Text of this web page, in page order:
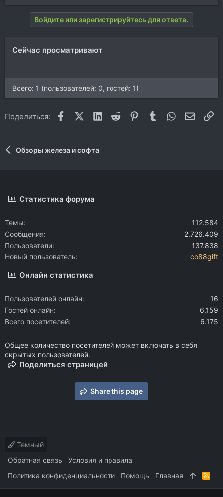
Войдите или зарегистрируйтесь для ответа.
Сейчас просматривают
Всего: 1 (пользователей: 0, гостей: 1)
Поделиться: FacebookX (Twitter)
LinkedIn
Reddit Pinterest
Tumblr WhatsApp
Обзоры железа и софта
Статистика форума
Темы
112.584
Сообщения
2.726.409
Пользователи
137.838
Новый пользователь
co88gift
Онлайн статистика
Пользователей онлайн
16
Гостей онлайн
6.159
Всего посетителей
6.175
Общее количество посетителей может включать в себя
скрытых пользователей.
Поделиться страницей
Share this page
Темный
Обратная связь
Условия и правила
Политика конфиденциальности
Помощь Главная
R
S